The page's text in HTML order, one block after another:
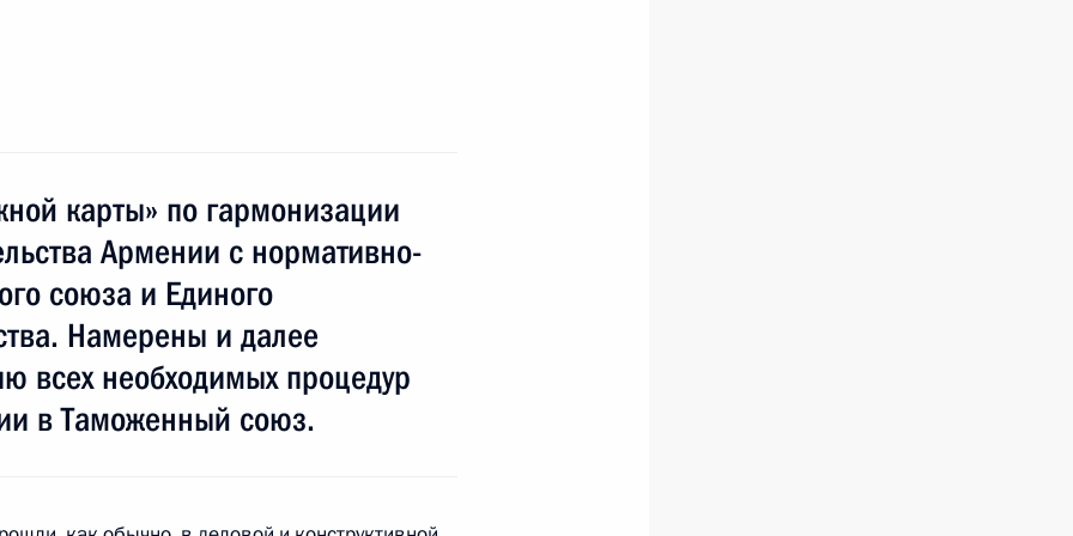
корейских
карты» по гармонизации
Армении с нормативно-
союза и Единого
Намерены и далее
всех необходимых процедур
в Таможенный союз.